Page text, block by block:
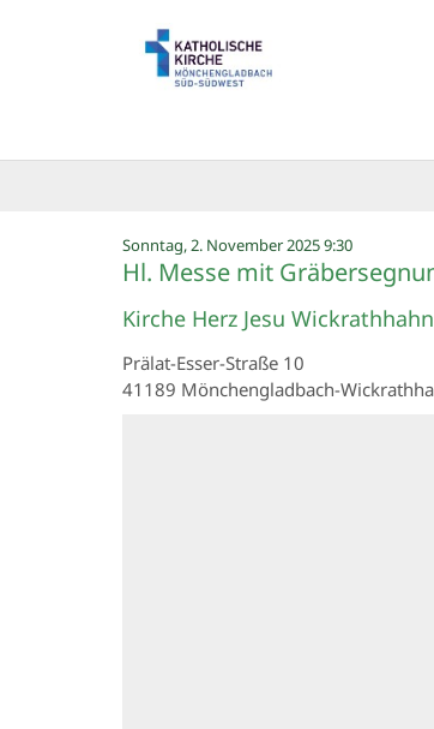
Sonntag, 2. November 2025 9:30:
Hl. Messe mit
Kirche Herz Jesu Wickrathhahn
Prälat-Esser-Straße 10
41189 Mönchengladbach-